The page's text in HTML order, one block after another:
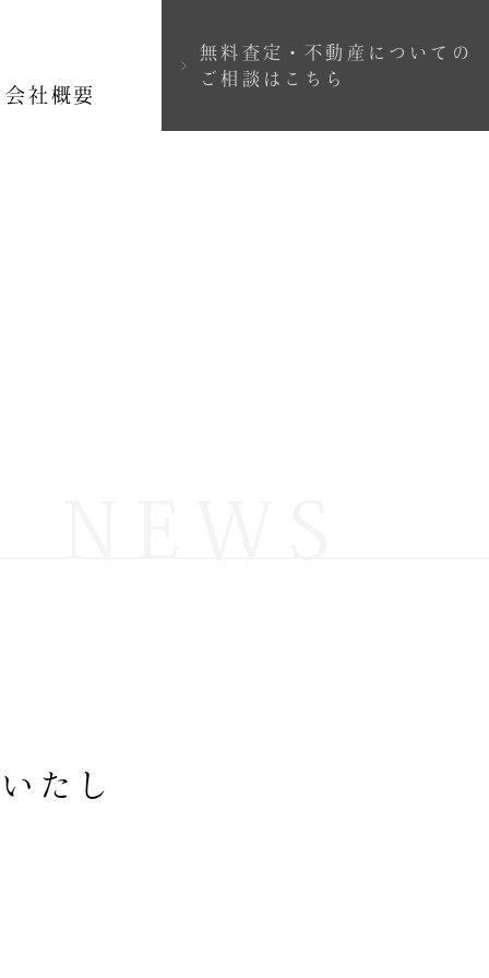
会社概要
＞
無料査定・不動産についての
ご相談はこちら
たし